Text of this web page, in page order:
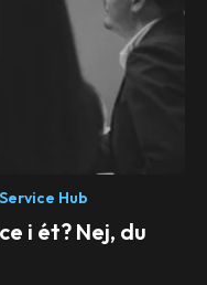
Service Hub
i ét? Nej, du